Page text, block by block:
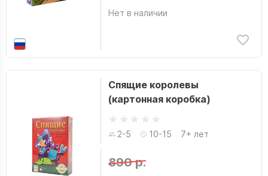
Нет в наличии
Спящие королевы
(картонная коробка)
2-5 10-15 7+ лет
890 р.